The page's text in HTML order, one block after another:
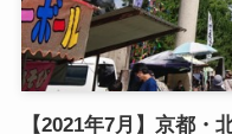
【2021年7月】京都・